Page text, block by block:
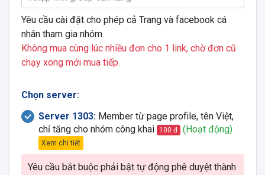
Yêu cầu cài đặt cho phép cả Trang và facebook cá
nhân tham gia nhóm.
Không mua cùng lúc nhiều đơn cho 1 link, chờ đơn cũ
chạy xong mới mua tiếp.
Chọn server:
Server 1303:Member từ page profile, tên Việt,
chỉ tăng cho nhóm công khai
100 đ (Hoạt động)
Xem chi tiết
Yêu cầu bắt buộc phải bật tự động phê duyệt thành